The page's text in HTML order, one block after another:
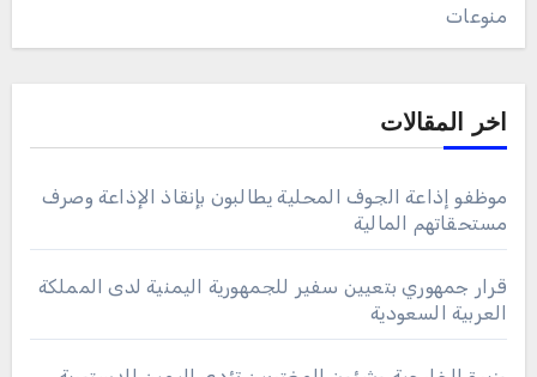
منوعات
اخر المقالات
موظفو إذاعة الجوف المحلية يطالبون بإنقاذ الإذاعة وصرف
مستحقاتهم المالية
قرار جمهوري بتعيين سفير للجمهورية اليمنية لدى المملكة
العربية السعودية